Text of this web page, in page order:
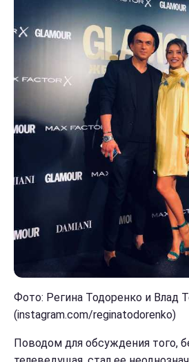
Фото: Регина Тодоренко и Влад
(instagram.com/reginatodorenko)
Поводом для обсуждения того,